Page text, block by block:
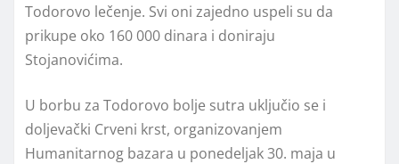
Todorovo lečenje. Svi oni zajedno uspeli su da
prikupe oko 160 000 dinara i doniraju
Stojanovićima.
U borbu za Todorovo bolje sutra uključio se i
doljevački Crveni krst, organizovanjem
Humanitarnog bazara u ponedeljak 30. maja u